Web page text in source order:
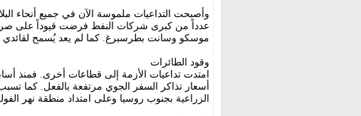
وأصبحت التداعيات ملموسة الآن في جميع أنحاء
موسكو وسانت بطرسبرغ. كما لم يعد يُسمح لقائدي
وقود الطائرات
امتدت تداعيات الأزمة إلى قطاعات أخرى. فمنذ
أسعار تذاكر السفر الجوي مرتفعة بالفعل. كما
الزراعية بجنوب روسيا وعلى امتداد منطقة نهر